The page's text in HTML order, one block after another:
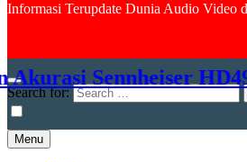
Informasi Terupdate Dunia Audio Video
Search for:
Menu
Sennheiser HD490